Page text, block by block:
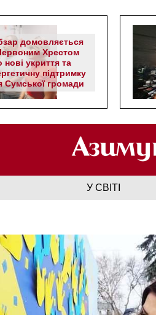
домовляється
Хрестом
нові укриття та
підтримку
Сумської громади
У СВІТІ